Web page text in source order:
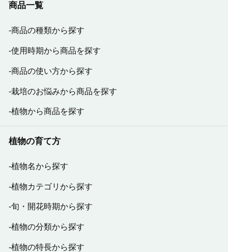
商品一覧
商品の種類から探す
使用時期から商品を探す
商品の使い方から探す
栽培のお悩みから商品を探す
植物から商品を探す
植物の育て方
植物名から探す
植物カテゴリから探す
旬・開花時期から探す
植物の分類から探す
植物の特長から探す